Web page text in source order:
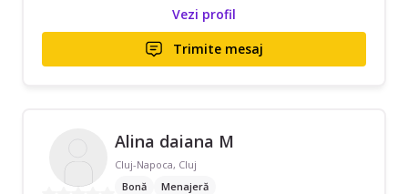
Vezi profil
Trimite mesaj
Alina daiana M
Cluj-Napoca, Cluj
Bonă
Menajeră